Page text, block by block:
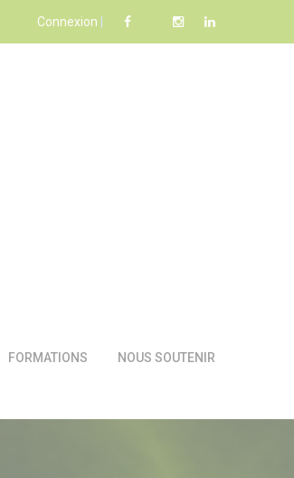
Connexion
FORMATIONS NOUS SOUTENIR